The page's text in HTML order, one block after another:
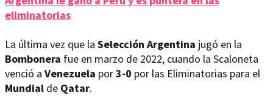
eliminatorias
La última vez que la Selección Argentina jugó en la
Bombonera fue en marzo de 2022, cuando la Scaloneta
venció a Venezuela por3-0 por las Eliminatorias para el
Mundial de Qatar.